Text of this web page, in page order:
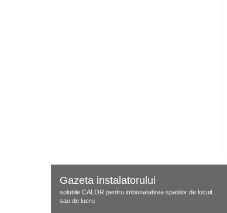
Gazeta instalatorului
solutiile CALOR pentru imbunatatirea spatiilor de locuit
sau de lucru